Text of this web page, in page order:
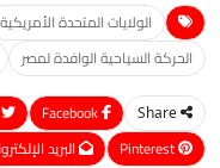
الولايات المتحدة الأمريكية
الحركة السياحية الوافدة لمصر
Share
Pinterest
البريد